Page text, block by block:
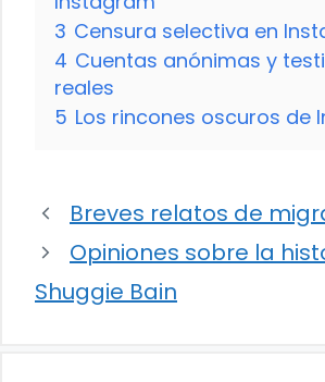
3 Censura selectiva en
4 Cuentas anónimas y
reales
5 Los rincones oscuros de
Breves relatos de
Opiniones sobre la
Shuggie Bain